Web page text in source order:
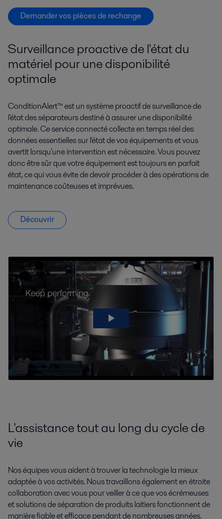
Demander vos pièces de rechange
Surveillance proactive de l'état du
matériel pour une disponibilité
optimale
ConditionAlert™ est un système proactif de surveillance de
l'état des séparateurs destiné à assurer une disponibilité
optimale. Ce service connecté collecte en temps réel des
données essentielles sur l'état de vos équipements et vous
avertit lorsqu'une intervention est nécessaire. Vous pouvez
donc être sûr que votre équipement est toujours en parfait
état, ce qui vous évite de devoir procéder à des opérations de
maintenance coûteuses et imprévues.
Découvrir
L'assistance tout au long du cycle de
vie
Nos équipes vous aident à trouver la technologie la mieux
adaptée à vos activités. Nous travaillons également en étroite
collaboration avec vous pour veiller à ce que vos écrémeuses
et solutions de séparation de produits laitiers fonctionnent de
manière fiable et efficace pendant de nombreuses années.